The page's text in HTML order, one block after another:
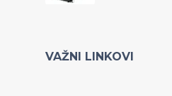
VAŽNI LINKOVI